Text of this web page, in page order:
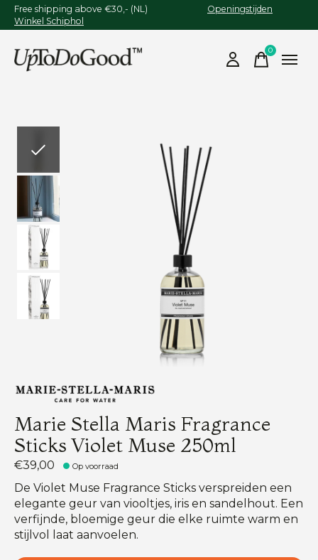
Free shipping above €30,- (NL) Openingstijden
Winkel Schiphol
0items
Marie Stella Maris Fragrance
Sticks Violet Muse 250ml
€39,00 Op voorraad
De Violet Muse Fragrance Sticks verspreiden een
elegante geur van viooltjes, iris en sandelhout. Een
verfijnde, bloemige geur die elke ruimte warm en
stijlvol laat aanvoelen.